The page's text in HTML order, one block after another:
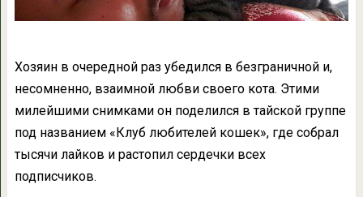
Хозяин в очередной раз убедился в безграничной и,
несомненно, взаимной любви своего кота. Этими
милейшими снимками он поделился в тайской группе
под названием «Клуб любителей кошек», где собрал
тысячи лайков и растопил сердечки всех
подписчиков.